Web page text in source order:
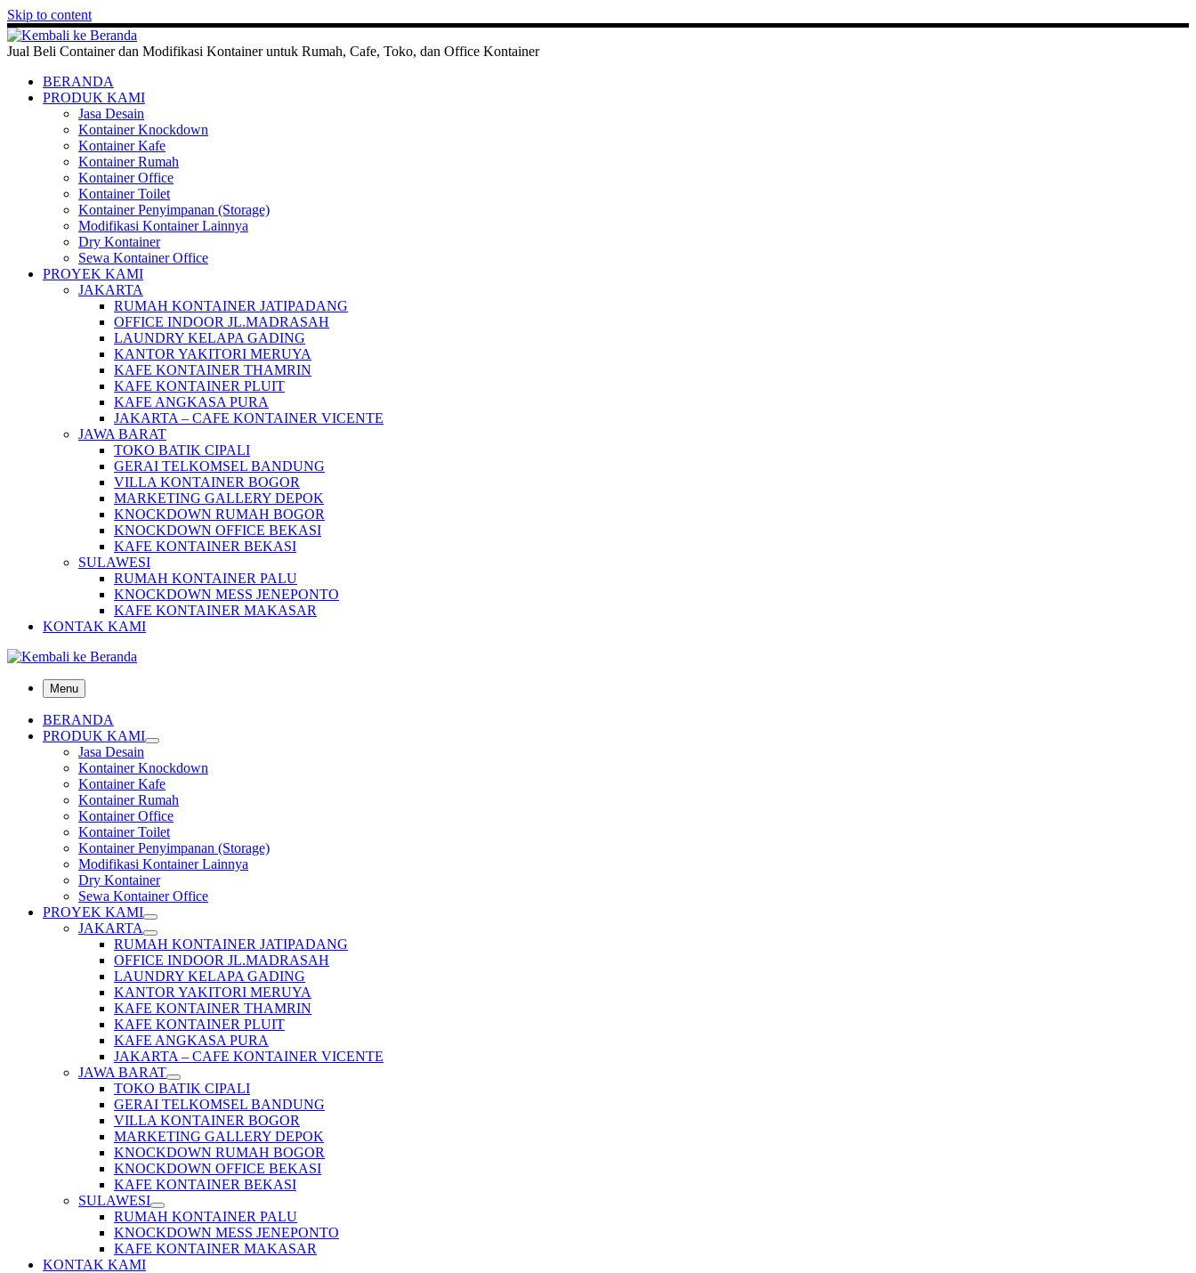
Skip to content
Jual Beli Container dan Modifikasi Kontainer untuk Rumah, Cafe, Toko, dan Office Kontainer
BERANDA
PRODUK KAMI
Jasa Desain
Kontainer Knockdown
Kontainer Kafe
Kontainer Rumah
Kontainer Office
Kontainer Toilet
Kontainer Penyimpanan (Storage)
Modifikasi Kontainer Lainnya
Dry Kontainer
Sewa Kontainer Office
PROYEK KAMI
JAKARTA
RUMAH KONTAINER JATIPADANG
OFFICE INDOOR JL.MADRASAH
LAUNDRY KELAPA GADING
KANTOR YAKITORI MERUYA
KAFE KONTAINER THAMRIN
KAFE KONTAINER PLUIT
KAFE ANGKASA PURA
JAKARTA – CAFE KONTAINER VICENTE
JAWA BARAT
TOKO BATIK CIPALI
GERAI TELKOMSEL BANDUNG
VILLA KONTAINER BOGOR
MARKETING GALLERY DEPOK
KNOCKDOWN RUMAH BOGOR
KNOCKDOWN OFFICE BEKASI
KAFE KONTAINER BEKASI
SULAWESI
RUMAH KONTAINER PALU
KNOCKDOWN MESS JENEPONTO
KAFE KONTAINER MAKASAR
KONTAK KAMI
Menu
BERANDA
PRODUK KAMI
Jasa Desain
Kontainer Knockdown
Kontainer Kafe
Kontainer Rumah
Kontainer Office
Kontainer Toilet
Kontainer Penyimpanan (Storage)
Modifikasi Kontainer Lainnya
Dry Kontainer
Sewa Kontainer Office
PROYEK KAMI
JAKARTA
RUMAH KONTAINER JATIPADANG
OFFICE INDOOR JL.MADRASAH
LAUNDRY KELAPA GADING
KANTOR YAKITORI MERUYA
KAFE KONTAINER THAMRIN
KAFE KONTAINER PLUIT
KAFE ANGKASA PURA
JAKARTA – CAFE KONTAINER VICENTE
JAWA BARAT
TOKO BATIK CIPALI
GERAI TELKOMSEL BANDUNG
VILLA KONTAINER BOGOR
MARKETING GALLERY DEPOK
KNOCKDOWN RUMAH BOGOR
KNOCKDOWN OFFICE BEKASI
KAFE KONTAINER BEKASI
SULAWESI
RUMAH KONTAINER PALU
KNOCKDOWN MESS JENEPONTO
KAFE KONTAINER MAKASAR
KONTAK KAMI